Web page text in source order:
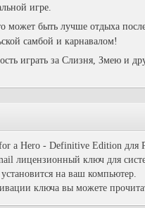
игре.
может быть лучше отдыха
самбой и карнавалом!
играть за Слизня, Змею и
a Hero - Definitive Edition для
лицензионный ключ для
установится на ваш компьютер.
ключа вы можете